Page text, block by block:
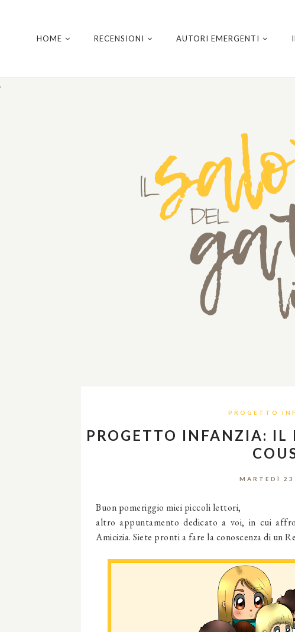
.
HOME RECENSIONI AUTORI EMERGENTI
PROGETTO
PROGETTO INFANZIA: IL
MARTEDÌ
Buon pomeriggio miei piccoli lettori,
altro appuntamento dedicato a voi, in cui
Amicizia. Siete pronti a fare la conoscenza di un